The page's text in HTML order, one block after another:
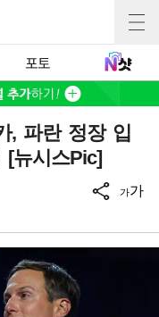
포토
, 파란 정장 입
[뉴시스Pic]
가가